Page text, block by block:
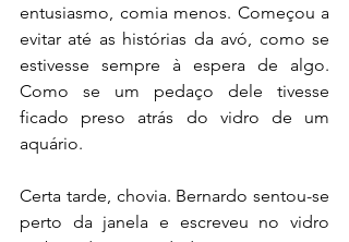
entusiasmo, comia menos. Começou a
evitar até as histórias da avó, como se
estivesse sempre à espera de algo.
Como se um pedaço dele tivesse
ficado preso atrás do vidro de um
aquário.
Certa tarde, chovia. Bernardo sentou-se
perto da janela e escreveu no vidro